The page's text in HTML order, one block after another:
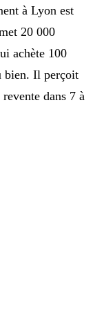
à Lyon est
20 000
achète 100
bien. Il perçoit
dans 7 à